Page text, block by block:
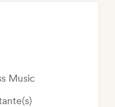
Music